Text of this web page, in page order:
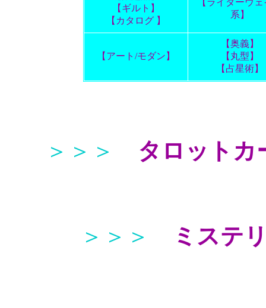
【ギルト】
【カタログ 】
【ライダーウ
系】
【アート/モダン】
【奥義】
【丸型】
【占星術】
＞＞＞ タロットカ
＞＞＞ ミステ